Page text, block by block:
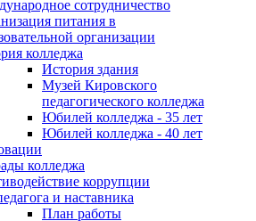
сотрудничество
питания в
организации
колледжа
История здания
Музей Кировского
педагогического колледжа
Юбилей колледжа - 35 лет
Юбилей колледжа - 40 лет
колледжа
коррупции
и наставника
План работы